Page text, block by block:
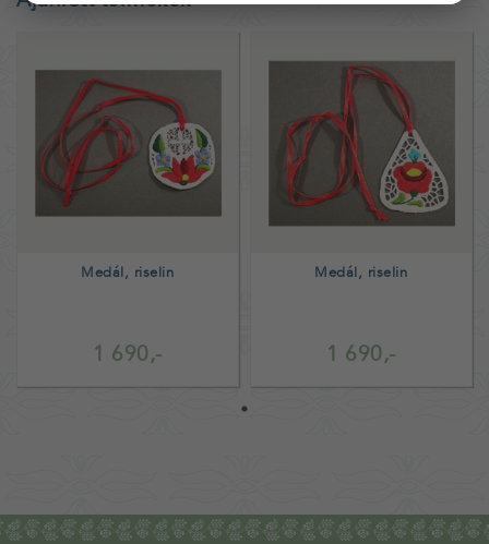
1 690,-
Medál, riselin
1 690,-
Medál, riselin